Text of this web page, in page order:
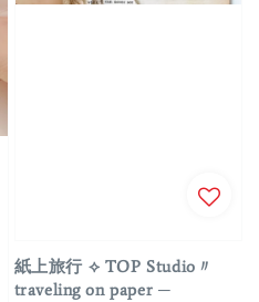
紙上旅行 ⟡ TOP Studio〃
traveling on paper ─